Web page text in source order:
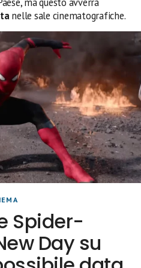
nelle sale cinematografiche.
Spider-
Day su